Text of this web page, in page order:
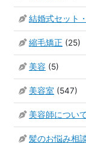
結婚式セット
縮毛矯正 (25)
美容 (5)
美容室 (547)
美容師につい
髪のお悩み相